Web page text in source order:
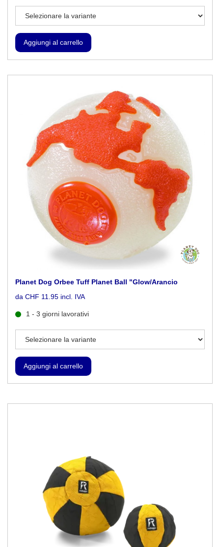
Planet Dog Orbee Tuff Planet Ball "Glow/Arancio
da CHF 11.95 incl. IVA
1 - 3 giorni lavorativi